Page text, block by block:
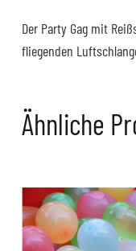
Der Party Gag mit
fliegenden
Ähnliche